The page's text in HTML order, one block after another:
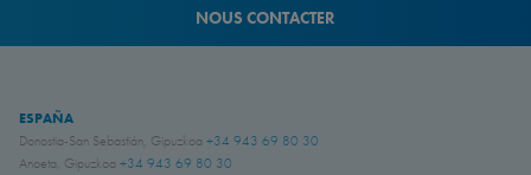
NOUS CONTACTER
ESPAÑA
Donostia-San Sebastián, Gipuzkoa +34 943 69 80 30
Anoeta, Gipuzkoa +34 943 69 80 30